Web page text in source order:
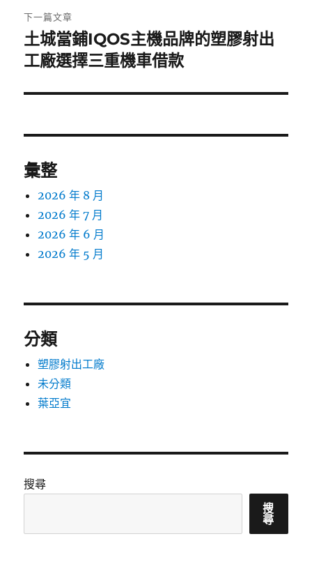
章:
下一篇文章
下
一
文
土城當鋪IQOS主機品牌的塑膠射出
工廠選擇三重機車借款
彙整
2026 年 8 月
2026 年 7 月
2026 年 6 月
2026 年 5 月
分類
塑膠射出工廠
未分類
葉亞宜
搜尋
搜
尋